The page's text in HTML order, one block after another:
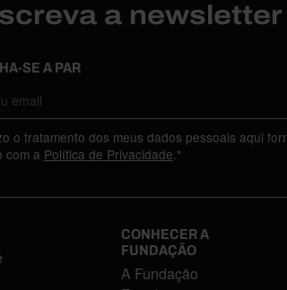
a
SE A PAR
o tratamento dos meus dados pessoais aqui
com a Política de Privacidade.*
CONHECER A
FUNDAÇÃO
A Fundação